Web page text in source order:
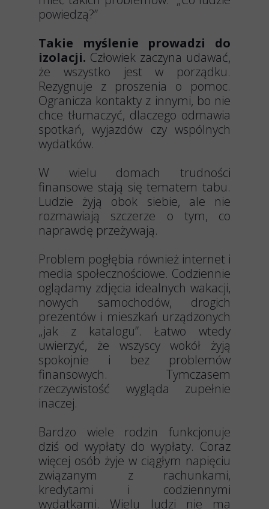
powiedzą?”
Takie myślenie prowadzi do
izolacji. Człowiek zaczyna udawać,
że wszystko jest w porządku.
Rezygnuje z proszenia o pomoc.
Ogranicza kontakty z innymi, bo nie
chce tłumaczyć, dlaczego odmawia
spotkań, wyjazdów czy wspólnych
wydatków.
W wielu domach trudności
finansowe stają się tematem tabu.
Ludzie żyją obok siebie, ale nie
rozmawiają szczerze o tym, co
naprawdę przeżywają.
Problem pogłębia również internet i
media społecznościowe. Codziennie
oglądamy zdjęcia idealnych wakacji,
nowych samochodów, drogich
prezentów i mieszkań urządzonych
„jak z katalogu”. Łatwo wtedy
uwierzyć, że wszyscy wokół żyją
spokojnie i bez problemów
finansowych. Tymczasem
rzeczywistość wygląda zupełnie
inaczej.
Bardzo wiele rodzin funkcjonuje
dziś od wypłaty do wypłaty. Coraz
więcej osób żyje w ciągłym napięciu
związanym z rachunkami,
kredytami i codziennymi
wydatkami. Wielu ludzi nie ma